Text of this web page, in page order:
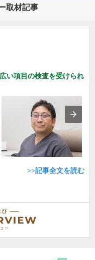
取材記事
い項目の検査を受けられ
>>記事全文を読む